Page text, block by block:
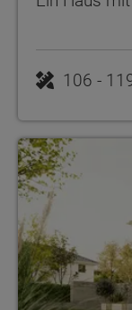
106 -